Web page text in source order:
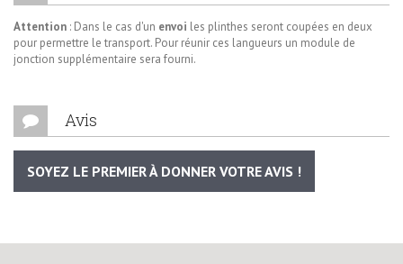
Attention : Dans le cas d'un envoi les plinthes seront coupées en deux
pour permettre le transport. Pour réunir ces langueurs un module de
jonction supplémentaire sera fourni.
Avis
SOYEZ LE PREMIER À DONNER VOTRE AVIS !